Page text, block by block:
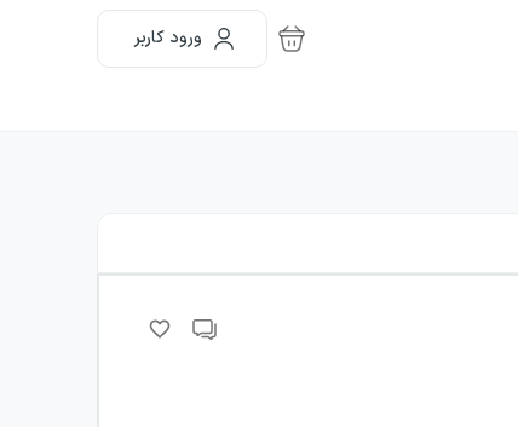
ورود کاربر